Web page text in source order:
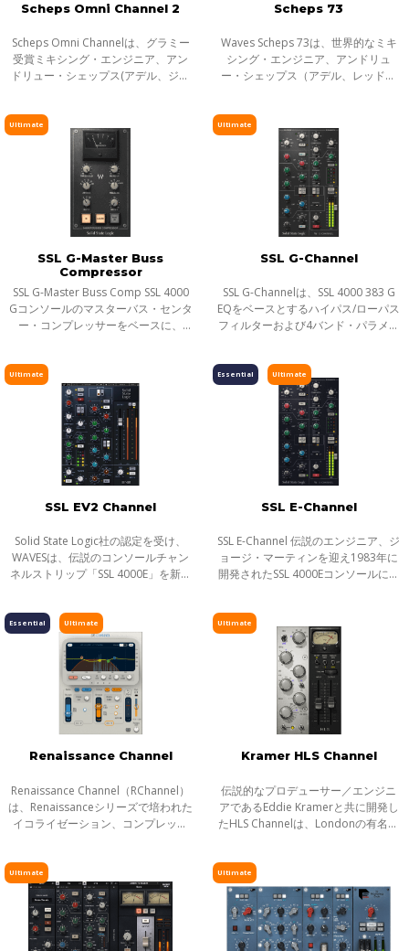
マスタリング
サチュレーション／ディストーション
モジュレーション
ピッチ／タイムシフト
ディレイ／リバーブ
エフェクト
インストゥルメント
ギター／ベース
メーター
ノイズリダクション
サラウンド
ヘッドフォンミキシング
ライブソリューション
チャンネルストリップ
ハーモニックエンハンサー
Scheps Omni Channel 2
Scheps Omni Channelは、グラミー
受賞ミキシング・エンジニア、アン
ドリュー・シェップス(アデル、ジェ
トリップ・プラグインです。Andrew
自身が長年
Scheps 73
Waves Scheps 73は、世界的なミキ
シング・エンジニア、アンドリュ
ー・シェップス（アデル、レッド・
タリカ、ジェイZ）と共同開発され
た、クラシ
Ultimate
SSL G-Master Buss
Compressor
SSL G-Master Buss Comp SSL 4000
Gコンソールのマスターバス・センタ
ー・コンプレッサーをベースに、
Buss Compressorです。実機のコン
ソールで
Ultimate
SSL G-Channel
SSL G-Channelは、SSL 4000 383 G
EQをベースとするハイパス/ローパス
フィルターおよび4バンド・パラメト
れる、SSL 4000 Series-Gコンソール
搭載
Ultimate
SSL EV2 Channel
Solid State Logic社の認定を受け、
WAVESは、伝説のコンソールチャン
ネルストリップ「SSL 4000E」を新た
かなマイクプリとライン入力を再現
する
Ultimate
Essential
SSL E-Channel
SSL E-Channel 伝説のエンジニア、ジ
ョージ・マーティンを迎え1983年に
開発されたSSL 4000Eコンソールに搭
4バンド・パラメトリックEQを備え
るEQ
Ultimate
Essential
Renaissance Channel
Renaissance Channel（RChannel）
は、Renaissanceシリーズで培われた
イコライゼーション、コンプレッシ
ーフェイスに融合したチャンネルス
トリッ
Ultimate
Kramer HLS Channel
伝説的なプロデューサー／エンジニ
アであるEddie Kramerと共に開発し
たHLS Channelは、Londonの有名な
グコンソールと同じモデルを入手、
細心の注
Ultimate Ultimate